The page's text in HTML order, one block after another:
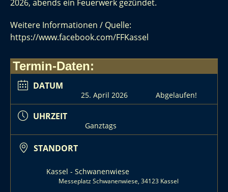
2026, abends ein Feuerwerk gezündet.
Weitere Informationen / Quelle:
https://www.facebook.com/FFKassel
Termin-Daten:
DATUM
25. April 2026 Abgelaufen!
UHRZEIT
Ganztags
STANDORT
Kassel - Schwanenwiese
Messeplatz Schwanenwiese, 34123 Kassel